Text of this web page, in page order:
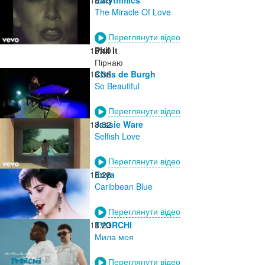
The Miracle Of Love
Переглянути відео
18:40
Phil It
Пірнаю
18:36
Chris de Burgh
So Beautiful
Переглянути відео
18:32
Jessie Ware
Selfish Love
Переглянути відео
18:28
Enya
Caribbean Blue
Переглянути відео
18:23
TVORCHI
Мила моя
Переглянути відео